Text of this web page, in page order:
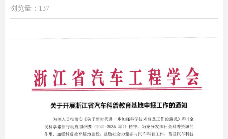
浏览量： 137